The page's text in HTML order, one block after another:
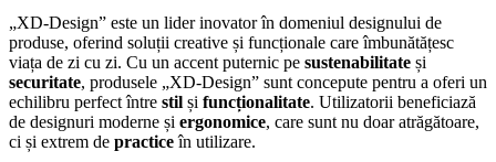
„XD-Design” este un lider inovator în domeniul designului de
produse, oferind soluții creative și funcționale care îmbunătățesc
viața de zi cu zi. Cu un accent puternic pe sustenabilitate și
securitate, produsele „XD-Design” sunt concepute pentru a oferi un
echilibru perfect între stil și funcționalitate. Utilizatorii beneficiază
de designuri moderne și ergonomice, care sunt nu doar atrăgătoare,
ci și extrem de practiceîn utilizare.